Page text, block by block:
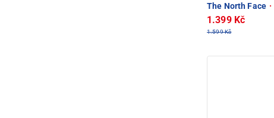
The North Face ·
1.399 Kč
1.599 Kč